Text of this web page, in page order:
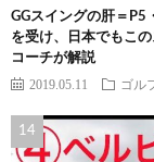
GGスイングの肝＝P5
を受け、日本でもこ
コーチが解説
2019.05.11 ゴル